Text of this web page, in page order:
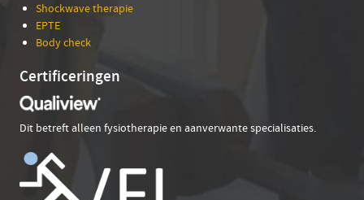
Shockwave therapie
EPTE
Body check
Certificeringen
Dit betreft alleen fysiotherapie en aanverwante specialisaties.